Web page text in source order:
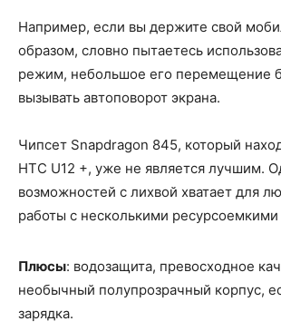
Например, если вы держите свой
образом, словно пытаетесь
режим, небольшое его перемещение
вызывать автоповорот экрана.
Чипсет Snapdragon 845, который
HTC U12 +, уже не является лучшим.
возможностей с лихвой хватает для
работы с несколькими
Плюсы: водозащита, превосходное
необычный полупрозрачный корпус,
зарядка.